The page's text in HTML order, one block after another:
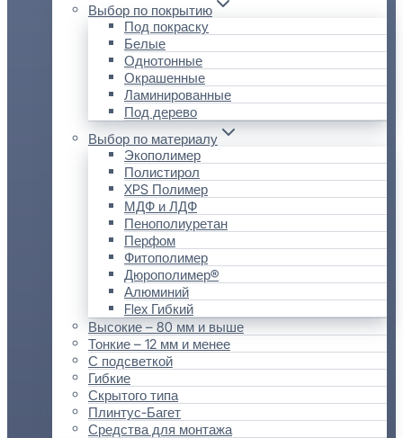
Выбор по покрытию
Под покраску
Белые
Однотонные
Окрашенные
Ламинированные
Под дерево
Выбор по материалу
Экополимер
Полистирол
XPS Полимер
МДФ и ЛДФ
Пенополиуретан
Перфом
Фитополимер
Дюрополимер®
Алюминий
Flex Гибкий
Высокие – 80 мм и выше
Тонкие – 12 мм и менее
С подсветкой
Гибкие
Скрытого типа
Плинтус-Багет
Средства для монтажа